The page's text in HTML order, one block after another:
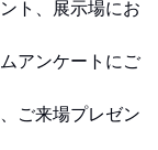
ト、展示場にお
アンケートにご
ご来場プレゼン